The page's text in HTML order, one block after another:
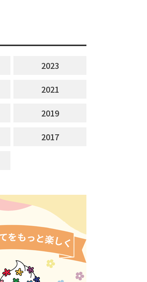
2023
2021
2019
2017